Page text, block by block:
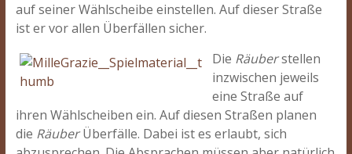
auf seiner Wählscheibe einstellen. Auf dieser Straße
ist er vor allen Überfällen sicher.
Die Räuberstellen
inzwischen jeweils
eine Straße auf
ihren Wählscheiben ein. Auf diesen Straßen planen
die RäuberÜberfälle. Dabei ist es erlaubt, sich